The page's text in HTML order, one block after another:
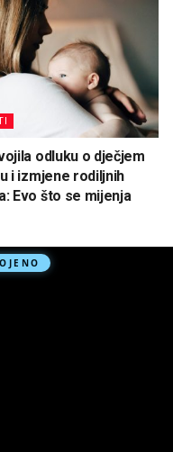
odluku o dječjem
i izmjene rodiljnih
Evo što se mijenja